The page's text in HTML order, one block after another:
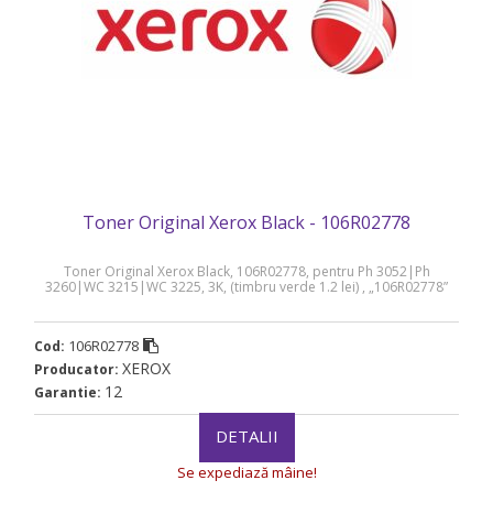
Toner Original Xerox Black - 106R02778
Toner Original Xerox Black, 106R02778, pentru Ph 3052|Ph
3260|WC 3215|WC 3225, 3K, (timbru verde 1.2 lei) , „106R02778”
Cod: 106R02778
Producator: XEROX
Garantie: 12
DETALII
Se expediază mâine!